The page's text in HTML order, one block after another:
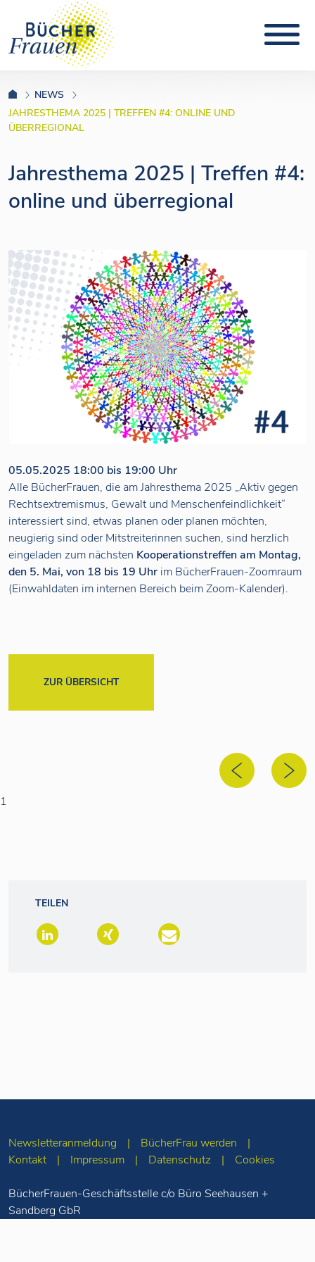
NEWS
JAHRESTHEMA 2025 | TREFFEN #4: ONLINE UND
ÜBERREGIONAL
Jahresthema 2025 | Treffen #4:
online und überregional
05.05.2025 18:00 bis 19:00 Uhr
Alle BücherFrauen, die am Jahresthema 2025 „Aktiv gegen
Rechtsextremismus, Gewalt und Menschenfeindlichkeit“
interessiert sind, etwas planen oder planen möchten,
neugierig sind oder Mitstreiterinnen suchen, sind herzlich
eingeladen zum nächsten Kooperationstreffen am Montag,
den 5. Mai, von 18 bis 19 Uhr im BücherFrauen-Zoomraum
(Einwahldaten im internen Bereich beim Zoom-Kalender).
ZUR ÜBERSICHT
1
TEILEN
Newsletteranmeldung
BücherFrau werden
Kontakt
Impressum Datenschutz Cookies
BücherFrauen-Geschäftsstelle c/o Büro Seehausen +
Sandberg GbR